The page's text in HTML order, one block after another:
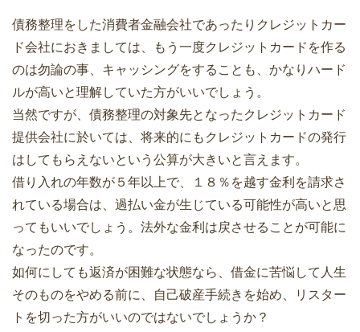
債務整理をした消費者金融会社であったりクレジットカー
ド会社におきましては、もう一度クレジットカードを作る
のは勿論の事、キャッシングをすることも、かなりハード
ルが高いと理解していた方がいいでしょう。
当然ですが、債務整理の対象先となったクレジットカード
提供会社に於いては、将来的にもクレジットカードの発行
はしてもらえないという公算が大きいと言えます。
借り入れの年数が５年以上で、１８％を越す金利を請求さ
れている場合は、過払い金が生じている可能性が高いと思
ってもいいでしょう。法外な金利は戻させることが可能に
なったのです。
如何にしても返済が困難な状態なら、借金に苦悩して人生
そのものをやめる前に、自己破産手続きを始め、リスター
トを切った方がいいのではないでしょうか？